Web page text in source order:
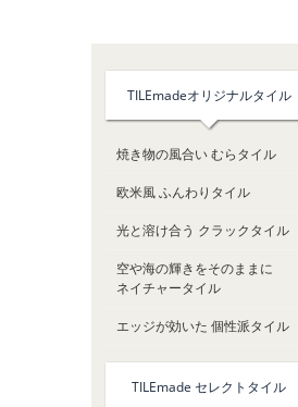
TILEmadeオリジナルタイル
焼き物の風合い むらタイル
欧米風 ふんわりタイル
光と溶け合う クラックタイル
空や海の輝きをそのままに
ネイチャータイル
エッジが効いた 個性派タイル
TILEmade セレクトタイル